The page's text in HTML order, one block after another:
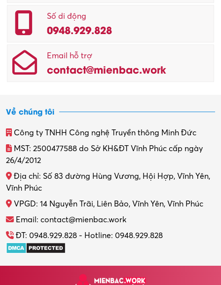
Số di động
0948.929.828
Email hỗ trợ
contact@mienbac.work
Về chúng tôi
Công ty TNHH Công nghệ Truyền thông Minh Đức
MST: 2500477588 do Sở KH&ĐT Vĩnh Phúc cấp ngày
26/4/2012
Địa chỉ: Số 83 đường Hùng Vương, Hội Hợp, Vĩnh Yên,
Vĩnh Phúc
VPGD: 14 Nguyễn Trãi, Liên Bảo, Vĩnh Yên, Vĩnh Phúc
Email: contact@mienbac.work
ĐT: 0948.929.828 - Hotline: 0948.929.828